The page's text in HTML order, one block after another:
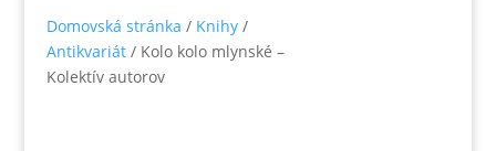
Domovská stránka / Knihy /
Antikvariát / Kolo kolo mlynské –
Kolektív autorov